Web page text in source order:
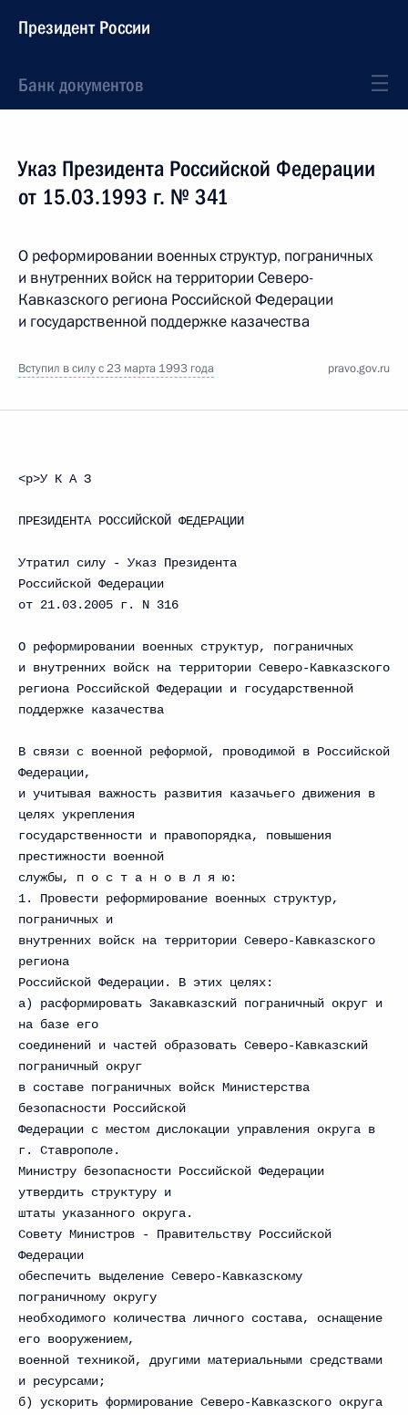
Президент России
Банк документов
Указ Президента Российской Федерации
от 15.03.1993 г. № 341
О реформировании военных структур, пограничных
и внутренних войск на территории Северо-
Кавказского региона Российской Федерации
и государственной поддержке казачества
Вступил в силу с 23 марта 1993 года pravo.gov.ru
<p>У К А З
ПРЕЗИДЕНТА РОССИЙСКОЙ ФЕДЕРАЦИИ
Утратил силу - Указ Президента
Российской Федерации
от 21.03.2005 г. N 316
О реформировании военных структур, пограничных
и внутренних войск на территории Северо-Кавказского
региона Российской Федерации и государственной
поддержке казачества
В связи с военной реформой, проводимой в Российской
Федерации,
и учитывая важность развития казачьего движения в
целях укрепления
государственности и правопорядка, повышения
престижности военной
службы, п о с т а н о в л я ю:
1. Провести реформирование военных структур,
пограничных и
внутренних войск на территории Северо-Кавказского
региона
Российской Федерации. В этих целях:
а) расформировать Закавказский пограничный округ и
на базе его
соединений и частей образовать Северо-Кавказский
пограничный округ
в составе пограничных войск Министерства
безопасности Российской
Федерации с местом дислокации управления округа в
г. Ставрополе.
Министру безопасности Российской Федерации
утвердить структуру и
штаты указанного округа.
Совету Министров - Правительству Российской
Федерации
обеспечить выделение Северо-Кавказскому
пограничному округу
необходимого количества личного состава, оснащение
его вооружением,
военной техникой, другими материальными средствами
и ресурсами;
б) ускорить формирование Северо-Кавказского округа